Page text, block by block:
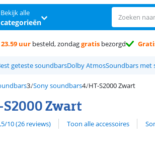
Bekijk alle
categorieën
uur besteld, zondaggratis bezorgd
geteste soundbarsDolby AtmosSoundbars met
Sony soundbars HT-S2000 Zwart
Zwart
de 10, gebaseerd op 26 reviews.
/10(26 reviews) Toon alle accessoires